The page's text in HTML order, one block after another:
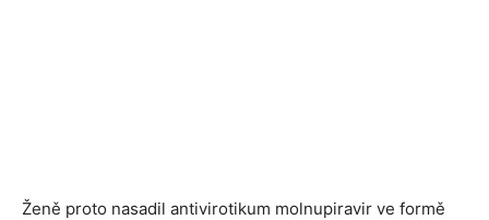
Ženě proto nasadil antivirotikum molnupiravir ve formě